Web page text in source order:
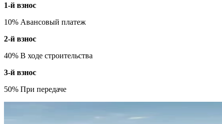
1-й взнос
10% Авансовый платеж
2-й взнос
40% В ходе строительства
3-й взнос
50% При передаче